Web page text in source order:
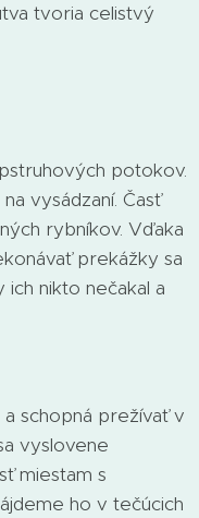
tvoria celistvý
potokov.
vysádzaní. Časť
rybníkov. Vďaka
prekážky sa
nikto nečakal a
schopná prežívať v
vyslovene
miestam s
ho v tečúcich